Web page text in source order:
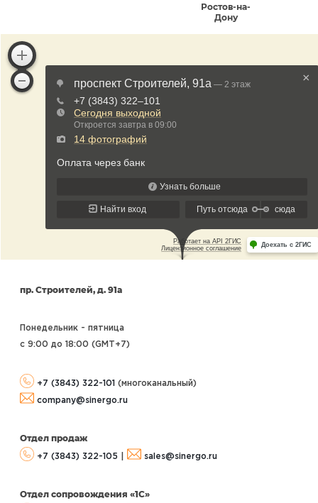
Ростов-на-
Дону
пр. Строителей, д. 91а
Понедельник - пятница
с 9:00 до 18:00 (GMT+7)
+7 (3843) 322-101 (многоканальный)
company@sinergo.ru
Отдел продаж
+7 (3843) 322-105 sales@sinergo.ru
Отдел сопровождения «1С»